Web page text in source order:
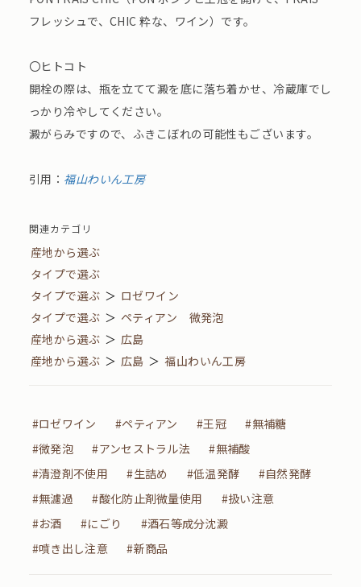
フレッシュで、CHIC 粋な、ワイン）です。
〇ヒトコト
開栓の際は、瓶を立てて澱を底に落ち着かせ、冷蔵庫でし
っかり冷やしてください。
澱がらみですので、ふきこぼれの可能性もございます。
引用： 福山わいん工房
関連カテゴリ
産地から選ぶ
タイプで選ぶ
タイプで選ぶ ＞ ロゼワイン
タイプで選ぶ ＞ ペティアン 微発泡
産地から選ぶ ＞ 広島
産地から選ぶ ＞ 広島 ＞ 福山わいん工房
#ロゼワイン #ペティアン #王冠
#無補糖
#微発泡
#アンセストラル法
#無補酸
#清澄剤不使用
#生詰め #低温発酵
#自然発酵
#無濾過
#酸化防止剤微量使用
#扱い注意
#お酒
#にごり
#酒石等成分沈澱
#噴き出し注意
#新商品